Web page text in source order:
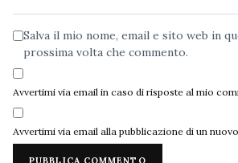
Salva il mio nome, email e sito web in
prossima volta che commento.
Avvertimi via email in caso di risposte al mio
Avvertimi via email alla pubblicazione di un